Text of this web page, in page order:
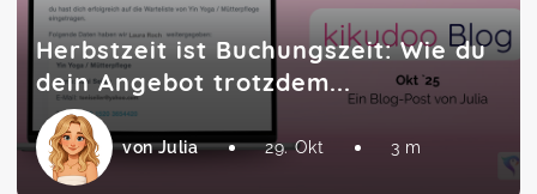
Herbstzeit ist Buchungszeit: Wie du
dein Angebot trotzdem...
von Julia 29. Okt 3 m